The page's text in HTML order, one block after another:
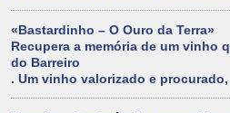
«Bastardinho – O Ouro da Terra»
Recupera a memória de um vinho
do Barreiro
. Um vinho valorizado e